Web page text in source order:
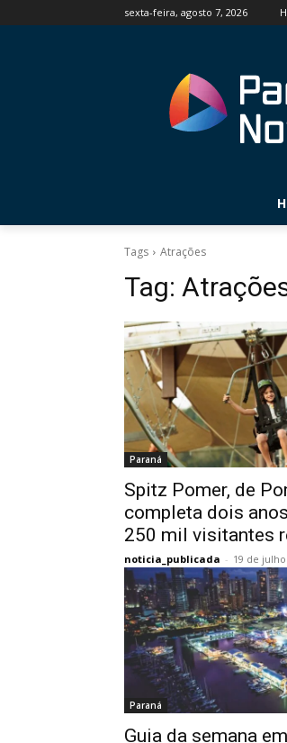
sexta-feira, agosto 7, 2026
Tags Atrações
Tag:
Paraná
Spitz Pomer, de
completa dois
250 mil visitantes
noticia_publicada - 19 de
Paraná
Guia da semana